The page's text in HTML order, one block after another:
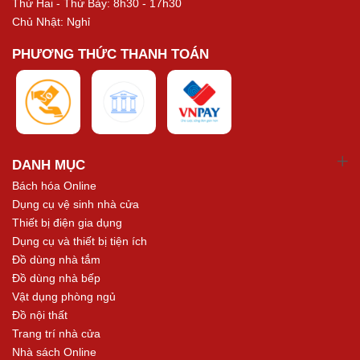
Thứ Hai - Thứ Bảy: 8h30 - 17h30
Chủ Nhật: Nghỉ
PHƯƠNG THỨC THANH TOÁN
DANH MỤC
Bách hóa Online
Dụng cụ vệ sinh nhà cửa
Thiết bị điện gia dụng
Dụng cụ và thiết bị tiện ích
Đồ dùng nhà tắm
Đồ dùng nhà bếp
Vật dụng phòng ngủ
Đồ nội thất
Trang trí nhà cửa
Nhà sách Online